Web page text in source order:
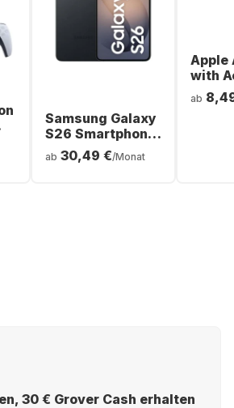
Samsung Galaxy
S26 Smartphone
- 256GB - Dual
SIM
ab 30,49 €/Monat
Apple
with
Noise
ab
30 € Grover Cash erhalten